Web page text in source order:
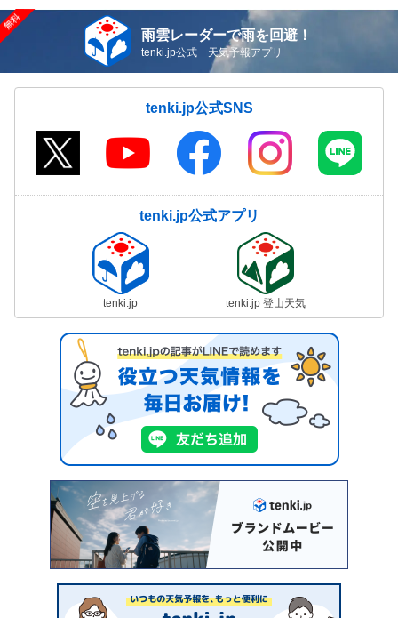
雨雲レーダーで雨を回避！
tenki.jp公式 天気予報アプリ
tenki.jp公式SNS
tenki.jp公式アプリ
tenki.jp tenki.jp 登山天気